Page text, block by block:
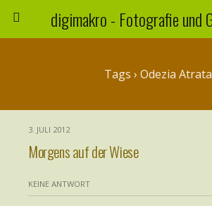
Tags › Odezia Atrata
3. JULI 2012
Morgens auf der Wiese
KEINE ANTWORT